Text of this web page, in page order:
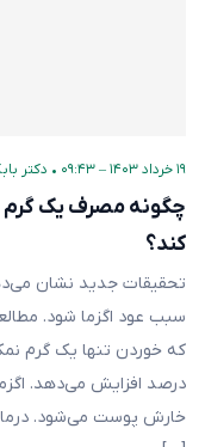
۱۹ خرداد ۱۴۰۳ – ۰۹:۴۳ • دکتر
چگونه مصرف یک گرم
کند؟
تحقیقات جدید نشان
سبب عود اگزما شود.
درصد افزایش می‌دهد.
خارش پوست می‌شود.